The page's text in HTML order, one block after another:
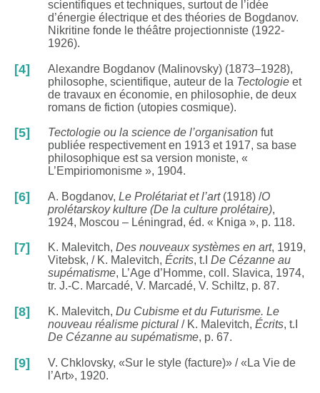
scientifiques et techniques, surtout de l’idée
d’énergie électrique et des théories de Bogdanov.
Nikritine fonde le théâtre projectionniste (1922-
1926).
[4]
Alexandre Bogdanov (Malinovsky) (1873–1928),
philosophe, scientifique, auteur de la Tectologie et
de travaux en économie, en philosophie, de deux
romans de fiction (utopies cosmique).
[5] Tectologie ou la science de l’organisation fut
publiée respectivement en 1913 et 1917, sa base
philosophique est sa version moniste, «
L’Empiriomonisme », 1904.
[6] A. Bogdanov, Le Prolétariat et l’art(1918) /O
prolétarskoy kulture (De la culture prolétaire),
1924, Moscou – Léningrad, éd. « Kniga », p. 118.
[7] K. Malevitch, Des nouveaux systèmes en art, 1919,
Vitebsk, / K. Malevitch, Écrits, t.I De Cézanne au
supématisme, L’Age d’Homme, coll. Slavica, 1974,
tr. J.-C. Marcadé, V. Marcadé, V. Schiltz, p. 87.
[8] K. Malevitch, Du Cubisme et du Futurisme. Le
nouveau réalisme pictural / K. Malevitch, Écrits, t.I
De Cézanne au supématisme, p. 67.
[9]
V. Chklovsky, «Sur le style (facture)» / «La Vie de
l’Art», 1920.